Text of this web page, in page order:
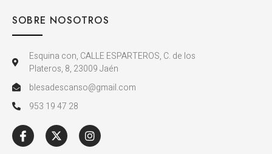
SOBRE NOSOTROS
Esquina con, CALLE ESPARTEROS, C. de los
Plateros, 8, 23009 Jaén
blesadescanso@gmail.com
953 19 47 28